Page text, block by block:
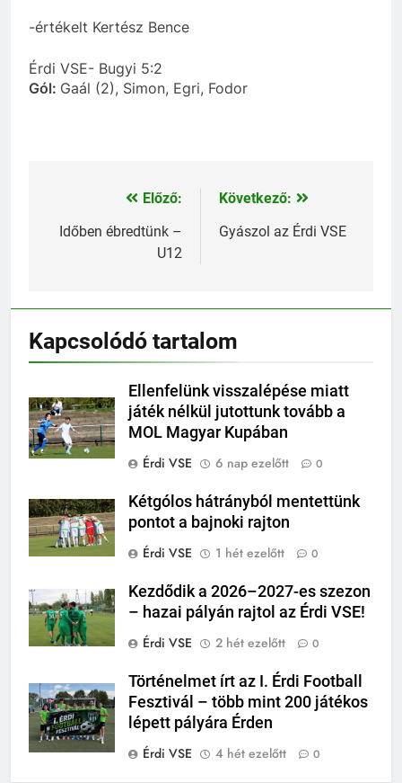
-értékelt Kertész Bence
Érdi VSE- Bugyi 5:2
Gól: Gaál (2), Simon, Egri, Fodor
Bejegyzés
navigáció
Előző:
Időben ébredtünk –
U12
Következő:
Gyászol az Érdi VSE
Kapcsolódó tartalom
Ellenfelünk visszalépése miatt
játék nélkül jutottunk tovább a
MOL Magyar Kupában
Érdi VSE
6 nap ezelőtt 0
Kétgólos hátrányból mentettünk
pontot a bajnoki rajton
Érdi VSE
1 hét ezelőtt 0
Kezdődik a 2026–2027-es szezon
– hazai pályán rajtol az Érdi VSE!
Érdi VSE
2 hét ezelőtt 0
Történelmet írt az I. Érdi Football
Fesztivál – több mint 200 játékos
lépett pályára Érden
Érdi VSE
4 hét ezelőtt 0